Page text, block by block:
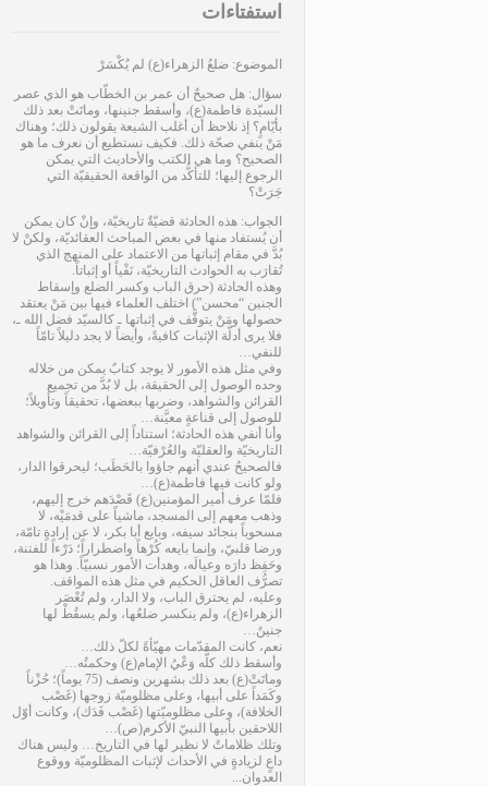
استفتاءات
الموضوع: ضلعُ الزهراء(ع) لم يُكْسَرْ
سؤال: هل صحيحٌ أن عمر بن الخطّاب هو الذي عصر
السيّدة فاطمة(ع)، وأسقط جنينها، وماتَتْ بعد ذلك
بأيّامٍ؟ إذ نلاحظ أن أغلب الشيعة يقولون ذلك؛ وهناك
مَنْ ينفي صحّة ذلك. فكيف نستطيع أن نعرف ما هو
الصحيح؟ وما هي الكتب والأحاديث التي يمكن
الرجوع إليها؛ للتأكُّد من الواقعة الحقيقيّة التي
جَرَتْ؟
الجواب: هذه الحادثة قضيّةٌ تاريخيّة، وإنْ كان يمكن
أن يُستفاد منها في بعض المباحث العقائديّة، ولكنْ لا
بُدَّ في مقام إثباتها من الاعتماد على المنهج الذي
تُقارَب به الحوادث التاريخيّة، نَفْياً أو إثباتاً.
وهذه الحادثة (حرق الباب وكسر الضلع وإسقاط
الجنين “محسن”) اختلف العلماء فيها بين مَنْ يعتقد
حصولها ومَنْ يتوقَّف في إثباتها ـ كالسيّد فضل الله ـ،
فلا يرى أدلّة الإثبات كافيةً، وأيضاً لا يجد دليلاً تامّاً
للنفي…
وفي مثل هذه الأمور لا يوجد كتابٌ يمكن من خلاله
وحده الوصول إلى الحقيقة، بل لا بُدَّ من تجميع
القرائن والشواهد، وضربها ببعضها، تحقيقاً وتأويلاً؛
للوصول إلى قناعةٍ معيَّنة…
وأنا أنفي هذه الحادثة؛ استناداً إلى القرائن والشواهد
التاريخيّة والعقليّة والعُرْفيّة…
فالصحيحُ عندي أنهم جاؤوا بالحَطَب؛ ليحرقوا الدار،
ولو كانت فيها فاطمة(ع)…
فلمّا عرف أمير المؤمنين(ع) قَصْدَهم خرج إليهم،
وذهب معهم إلى المسجد، ماشياً على قدمَيْه، لا
مسحوباً بنجائد سيفه، وبايع أبا بكر، لا عن إرادةٍ تامّة،
ورضا قلبيّ، وإنما بايعه كُرْهاً واضطراراً؛ دَرْءاً للفتنة،
وحَفِظ دارَه وعيالَه، وهدأت الأمور نسبيّاً. وهذا هو
تصرُّف العاقل الحكيم في مثل هذه المواقف.
وعليه، لم يحترق الباب، ولا الدار، ولم تُعْصَر
الزهراء(ع)، ولم ينكسر ضلعُها، ولم يسقُطْ لها
جنينٌ…
نعم، كانت المقدّمات مهيّأةً لكلّ ذلك…
وأسقط ذلك كلَّه وَعْيُ الإمام(ع) وحكمتُه…
وماتَتْ(ع) بعد ذلك بشهرين ونصف (75 يوماً)؛ حُزْناً
وكَمَداً على أبيها، وعلى مظلوميّة زوجها (غَصْب
الخلافة)، وعلى مظلوميّتها (غَصْب فَدَك)، وكانت أوّل
اللاحقين بأبيها النبيّ الأكرم(ص)…
وتلك ظلاماتٌ لا نظير لها في التاريخ… وليس هناك
داعٍ لزيادةٍ في الأحداث لإثبات المظلوميّة ووقوع
العدوان...